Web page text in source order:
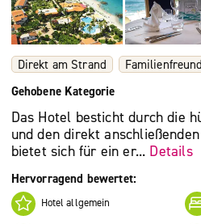
Direkt am Strand
Gehobene Kategorie
Das Hotel besticht durch die
und den direkt
bietet sich für ein er... Details
Hervorragend bewertet:
Hotel allgemein